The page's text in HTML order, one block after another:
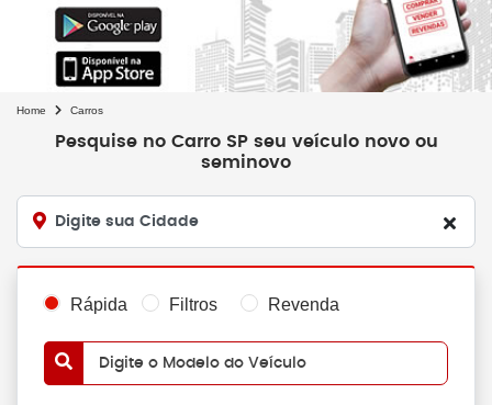
Home Carros
Pesquise no Carro SP seu veículo novo ou
seminovo
Digite sua Cidade
Rápida Filtros Revenda
Digite o Modelo do Veículo